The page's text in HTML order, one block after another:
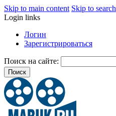
Skip to main content Skip to search
Login links
Логин
Зарегистрироваться
Поиск на сайте: